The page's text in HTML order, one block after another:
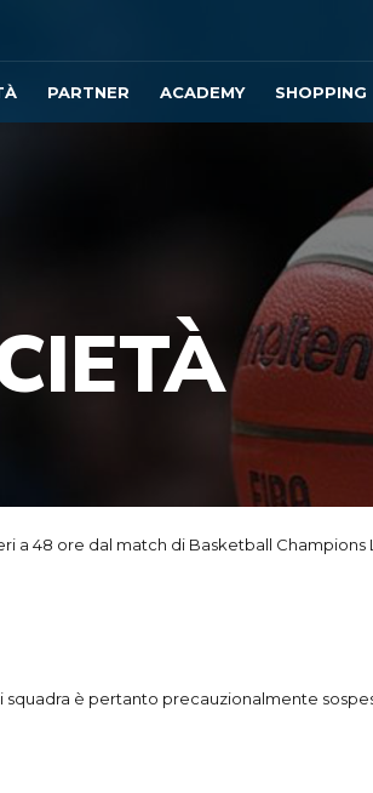
PARTNER ACADEMY SHOPPING
a 48 ore dal match di Basketball
è pertanto precauzionalmente